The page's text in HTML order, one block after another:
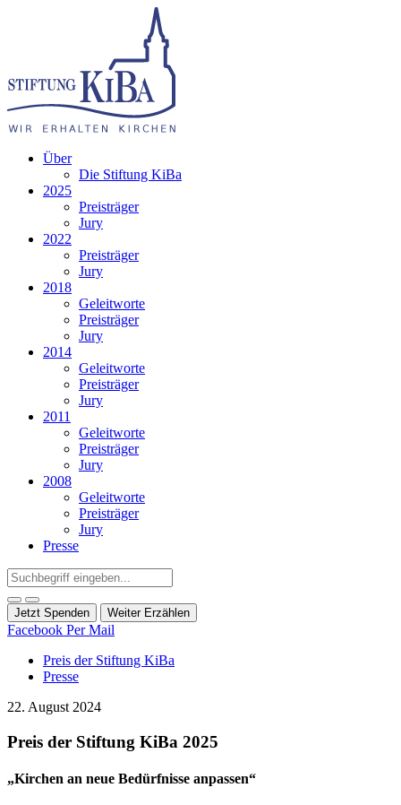
Über
Die Stiftung KiBa
2025
Preisträger
Jury
2022
Preisträger
Jury
2018
Geleitworte
Preisträger
Jury
2014
Geleitworte
Preisträger
Jury
2011
Geleitworte
Preisträger
Jury
2008
Geleitworte
Preisträger
Jury
Presse
Jetzt Spenden Weiter Erzählen
Facebook Per Mail
Preis der Stiftung KiBa
Presse
22. August 2024
Preis der Stiftung KiBa 2025
„Kirchen an neue Bedürfnisse anpassen“